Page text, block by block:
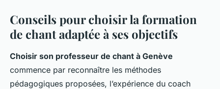
Conseils pour choisir la formation
de chant adaptée à ses objectifs
Choisir son professeur de chant à Genève
commence par reconnaître les méthodes
pédagogiques proposées, l’expérience du coach